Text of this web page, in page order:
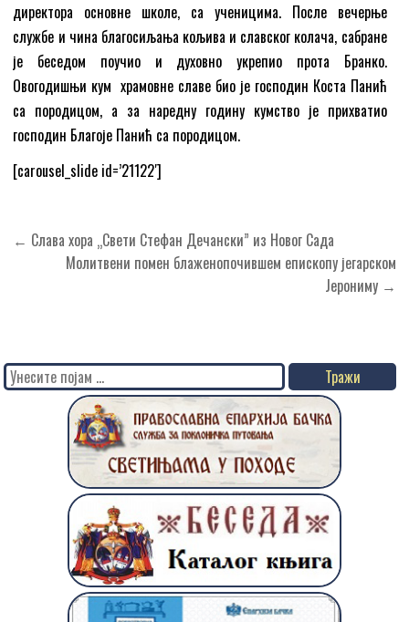
директора основне школе, са ученицима. После вечерње
службе и чина благосиљања кољива и славског колача, сабране
је беседом поучио и духовно укрепио прота Бранко.
Овогодишњи кум храмовне славе био је господин Коста Панић
са породицом, а за наредну годину кумство је прихватио
господин Благоје Панић са породицом.
[carousel_slide id=’21122′]
Кретање
чланка
← Слава хора „Свети Стефан Дечански” из Новог Сада
Молитвени помен блаженопочившем епископу јегарском
Јерониму →
Search
for: